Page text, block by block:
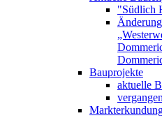
"Südlich
Bauprojekte
aktuelle